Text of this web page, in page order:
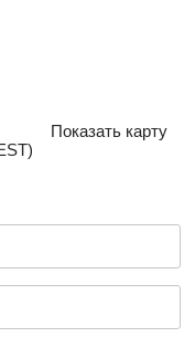
Показать карту